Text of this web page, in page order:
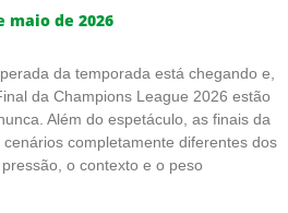
maio de 2026
da temporada está chegando e,
da Champions League 2026 estão
Além do espetáculo, as finais da
completamente diferentes dos
o contexto e o peso